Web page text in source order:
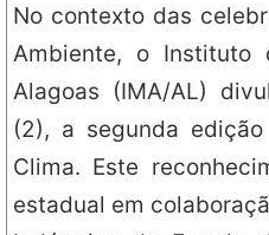
No contexto das
Ambiente, o Instituto
Alagoas (IMA/AL)
(2), a segunda
Clima. Este
estadual em